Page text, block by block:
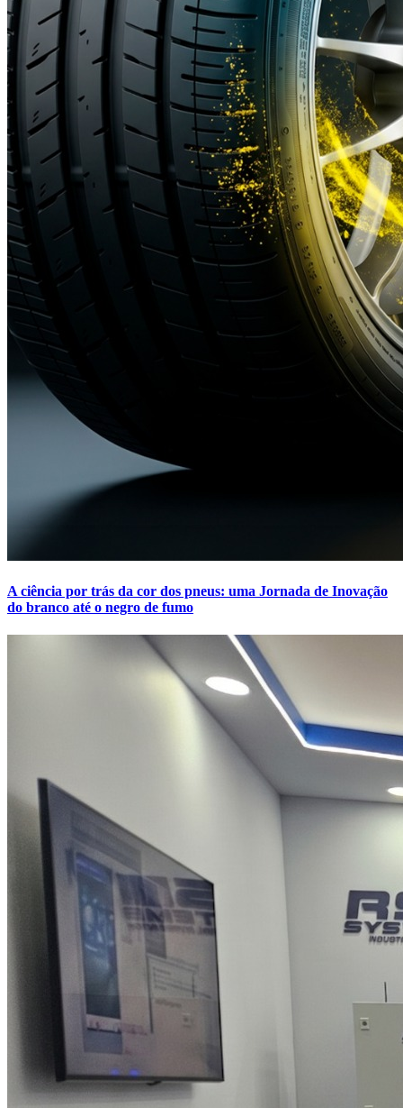
A ciência por trás da cor dos pneus: uma Jornada de Inovação
do branco até o negro de fumo